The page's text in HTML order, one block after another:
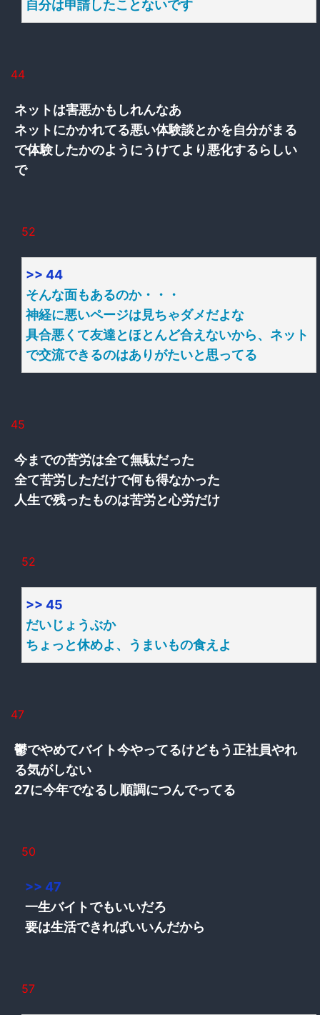
自分は申請したことないです
44
ネットは害悪かもしれんなあ
ネットにかかれてる悪い体験談とかを自分がまる
で体験したかのようにうけてより悪化するらしい
で
52
>> 44
そんな面もあるのか・・・
神経に悪いページは見ちゃダメだよな
具合悪くて友達とほとんど合えないから、ネット
で交流できるのはありがたいと思ってる
45
今までの苦労は全て無駄だった
全て苦労しただけで何も得なかった
人生で残ったものは苦労と心労だけ
52
>> 45
だいじょうぶか
ちょっと休めよ、うまいもの食えよ
47
鬱でやめてバイト今やってるけどもう正社員やれ
る気がしない
27に今年でなるし順調につんでってる
50
>> 47
一生バイトでもいいだろ
要は生活できればいいんだから
57